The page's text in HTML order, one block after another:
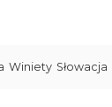
Winiety Słowacja